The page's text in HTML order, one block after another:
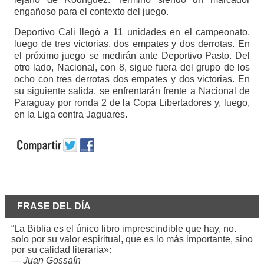
engañoso para el contexto del juego.
Deportivo Cali llegó a 11 unidades en el campeonato,
luego de tres victorias, dos empates y dos derrotas. En
el próximo juego se medirán ante Deportivo Pasto. Del
otro lado, Nacional, con 8, sigue fuera del grupo de los
ocho con tres derrotas dos empates y dos victorias. En
su siguiente salida, se enfrentarán frente a Nacional de
Paraguay por ronda 2 de la Copa Libertadores y, luego,
en la Liga contra Jaguares.
FRASE DEL DÍA
“La Biblia es el único libro imprescindible que hay, no.
solo por su valor espiritual, que es lo más importante, sino
por su calidad literaria»:
— Juan Gossaín